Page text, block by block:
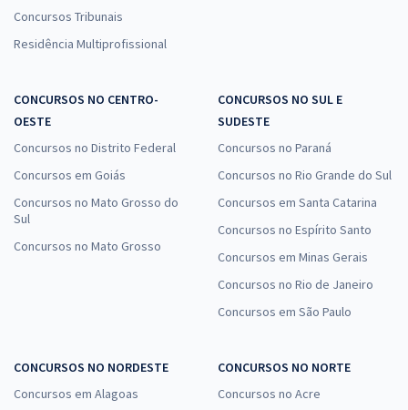
Concursos Tribunais
Residência Multiprofissional
CONCURSOS NO CENTRO-
OESTE
Concursos no Distrito Federal
Concursos em Goiás
Concursos no Mato Grosso do
Sul
Concursos no Mato Grosso
CONCURSOS NO SUL E
SUDESTE
Concursos no Paraná
Concursos no Rio Grande do Sul
Concursos em Santa Catarina
Concursos no Espírito Santo
Concursos em Minas Gerais
Concursos no Rio de Janeiro
Concursos em São Paulo
CONCURSOS NO NORDESTE
Concursos em Alagoas
CONCURSOS NO NORTE
Concursos no Acre